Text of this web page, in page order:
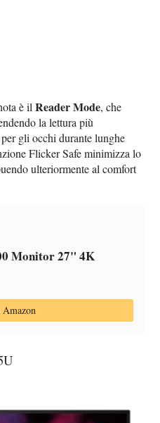
è ilReader Mode, che
la lettura più
gli occhi durante lunghe
Flicker Safe minimizza lo
ulteriormente al comfort
Monitor 27" 4K